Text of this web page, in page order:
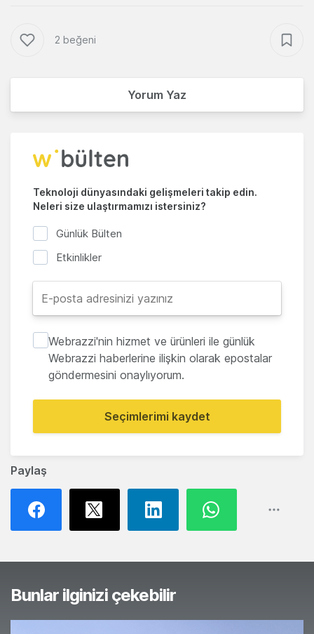
Paylaş
2 beğeni
Yorum Yaz
Teknoloji dünyasındaki gelişmeleri takip edin.
Neleri size ulaştırmamızı istersiniz?
Günlük Bülten
Etkinlikler
Webrazzi'nin hizmet ve ürünleri ile günlük
Webrazzi haberlerine ilişkin olarak epostalar
göndermesini onaylıyorum.
Seçimlerimi kaydet
Bunlar ilginizi çekebilir